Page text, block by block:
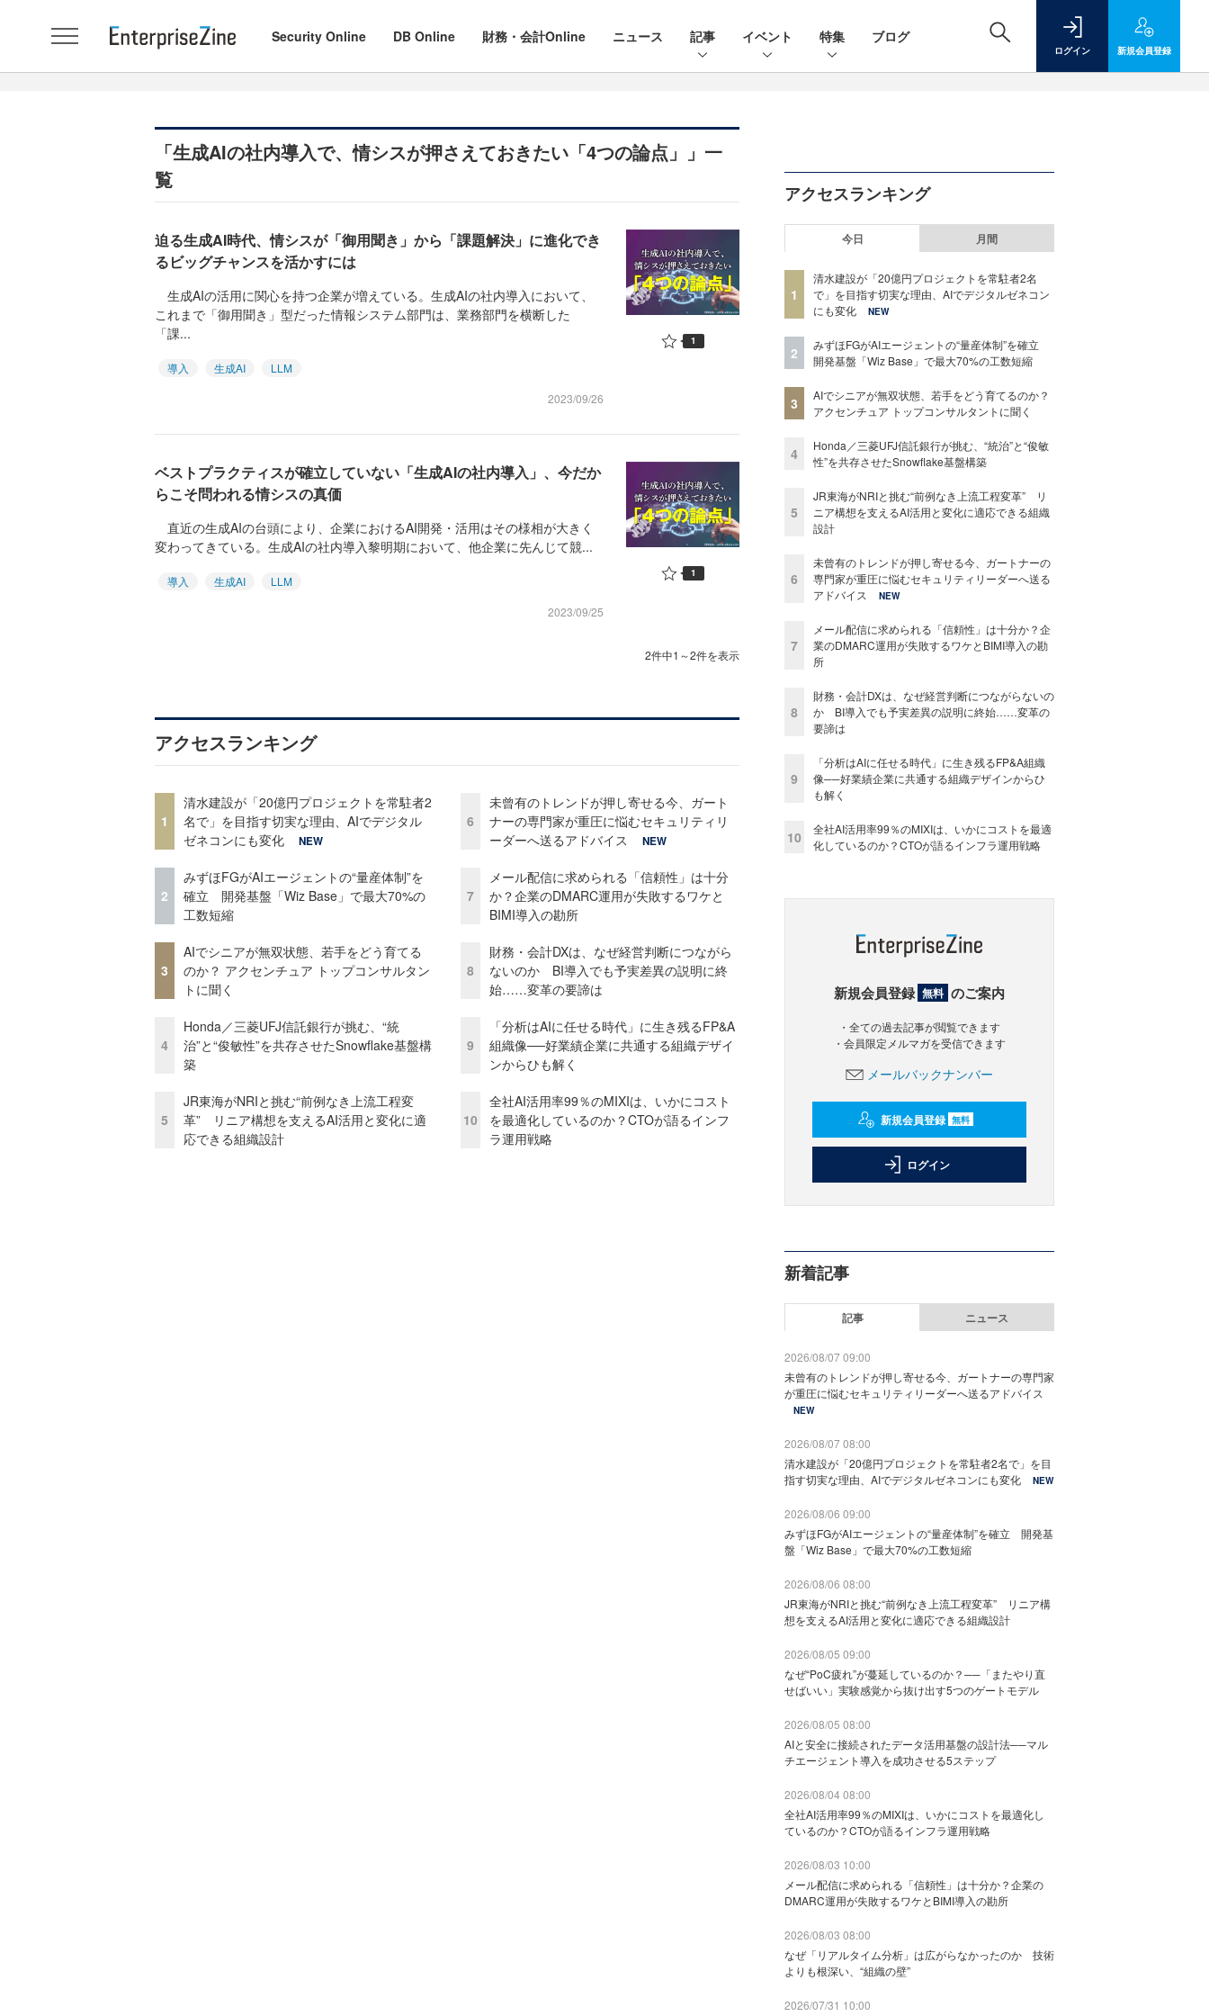
Security Online DB Online 財務・会計Online ニュース 記事 イベント 特集 ブログ
ログイン 新規会員登録
「生成AIの社内導入で、情シスが押さえておきたい「4つの論点」」一
覧
迫る生成AI時代、情シスが「御用聞き」から「課題解決」に進化でき
るビッグチャンスを活かすには
生成AIの活用に関心を持つ企業が増えている。生成AIの社内導入において、
これまで「御用聞き」型だった情報システム部門は、業務部門を横断した
「課...
導入 生成AI
LLM
2023/09/26
1
ベストプラクティスが確立していない「生成AIの社内導入」、今だか
らこそ問われる情シスの真価
直近の生成AIの台頭により、企業におけるAI開発・活用はその様相が大きく
変わってきている。生成AIの社内導入黎明期において、他企業に先んじて競...
導入 生成AI
LLM
2023/09/25
1
2件中1～2件を表示
アクセスランキング
1
清水建設が「20億円プロジェクトを常駐者2
名で」を目指す切実な理由、AIでデジタル
ゼネコンにも変化
NEW
2
みずほFGがAIエージェントの“量産体制”を
確立 開発基盤「Wiz Base」で最大70%の
工数短縮
3
AIでシニアが無双状態、若手をどう育てる
のか？ アクセンチュア トップコンサルタン
トに聞く
4
Honda／三菱UFJ信託銀行が挑む、“統
治”と“俊敏性”を共存させたSnowflake基盤構
築
5
JR東海がNRIと挑む“前例なき上流工程変
革” リニア構想を支えるAI活用と変化に適
応できる組織設計
6
未曾有のトレンドが押し寄せる今、ガート
ナーの専門家が重圧に悩むセキュリティリ
ーダーへ送るアドバイス
NEW
7
メール配信に求められる「信頼性」は十分
か？企業のDMARC運用が失敗するワケと
BIMI導入の勘所
8
財務・会計DXは、なぜ経営判断につながら
ないのか BI導入でも予実差異の説明に終
始……変革の要諦は
9
「分析はAIに任せる時代」に生き残るFP&A
組織像──好業績企業に共通する組織デザイ
ンからひも解く
10
全社AI活用率99％のMIXIは、いかにコスト
を最適化しているのか？CTOが語るインフ
ラ運用戦略
アクセスランキング
今日 月間
1
清水建設が「20億円プロジェクトを常駐者2名
で」を目指す切実な理由、AIでデジタルゼネコン
にも変化
NEW
2
みずほFGがAIエージェントの“量産体制”を確立
開発基盤「Wiz Base」で最大70%の工数短縮
3
AIでシニアが無双状態、若手をどう育てるのか？
アクセンチュア トップコンサルタントに聞く
4
Honda／三菱UFJ信託銀行が挑む、“統治”と“俊敏
性”を共存させたSnowflake基盤構築
5
JR東海がNRIと挑む“前例なき上流工程変革” リ
ニア構想を支えるAI活用と変化に適応できる組織
設計
6
未曾有のトレンドが押し寄せる今、ガートナーの
専門家が重圧に悩むセキュリティリーダーへ送る
アドバイス
NEW
7
メール配信に求められる「信頼性」は十分か？企
業のDMARC運用が失敗するワケとBIMI導入の勘
所
8
財務・会計DXは、なぜ経営判断につながらないの
か BI導入でも予実差異の説明に終始……変革の
要諦は
9
「分析はAIに任せる時代」に生き残るFP&A組織
像──好業績企業に共通する組織デザインからひ
も解く
10
全社AI活用率99％のMIXIは、いかにコストを最適
化しているのか？CTOが語るインフラ運用戦略
新規会員登録 無料 のご案内
・全ての過去記事が閲覧できます
・会員限定メルマガを受信できます
メールバックナンバー
新規会員登録 無料
ログイン
新着記事
記事 ニュース
2026/08/07 09:00
未曾有のトレンドが押し寄せる今、ガートナーの専門家
が重圧に悩むセキュリティリーダーへ送るアドバイス
NEW
2026/08/07 08:00
清水建設が「20億円プロジェクトを常駐者2名で」を目
指す切実な理由、AIでデジタルゼネコンにも変化
NEW
2026/08/06 09:00
みずほFGがAIエージェントの“量産体制”を確立 開発基
盤「Wiz Base」で最大70%の工数短縮
2026/08/06 08:00
JR東海がNRIと挑む“前例なき上流工程変革” リニア構
想を支えるAI活用と変化に適応できる組織設計
2026/08/05 09:00
なぜ“PoC疲れ”が蔓延しているのか？──「またやり直
せばいい」実験感覚から抜け出す5つのゲートモデル
2026/08/05 08:00
AIと安全に接続されたデータ活用基盤の設計法──マル
チエージェント導入を成功させる5ステップ
2026/08/04 08:00
全社AI活用率99％のMIXIは、いかにコストを最適化し
ているのか？CTOが語るインフラ運用戦略
2026/08/03 10:00
メール配信に求められる「信頼性」は十分か？企業の
DMARC運用が失敗するワケとBIMI導入の勘所
2026/08/03 08:00
なぜ「リアルタイム分析」は広がらなかったのか 技術
よりも根深い、“組織の壁”
2026/07/31 10:00